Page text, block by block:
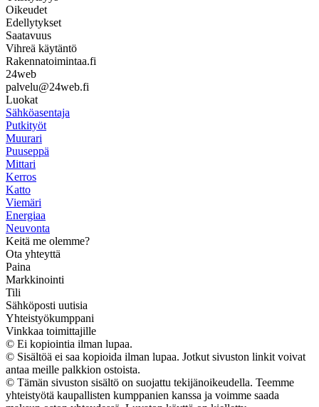
Oikeudet
Edellytykset
Saatavuus
Vihreä käytäntö
Rakennatoimintaa.fi
24web
palvelu@24web.fi
Luokat
Sähköasentaja
Putkityöt
Muurari
Puuseppä
Mittari
Kerros
Katto
Viemäri
Energiaa
Neuvonta
Keitä me olemme?
Ota yhteyttä
Paina
Markkinointi
Tili
Sähköposti uutisia
Yhteistyökumppani
Vinkkaa toimittajille
© Ei kopiointia ilman lupaa.
© Sisältöä ei saa kopioida ilman lupaa. Jotkut sivuston linkit voivat
antaa meille palkkion ostoista.
© Tämän sivuston sisältö on suojattu tekijänoikeudella. Teemme
yhteistyötä kaupallisten kumppanien kanssa ja voimme saada